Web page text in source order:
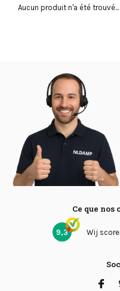
Aucun produit n'a été trouvé...
Ce que
9,3 Wij